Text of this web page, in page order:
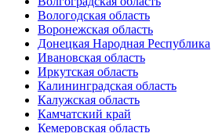
Вологодская область
Воронежская область
Донецкая Народная Республика
Ивановская область
Иркутская область
Калининградская область
Калужская область
Камчатский край
Кемеровская область